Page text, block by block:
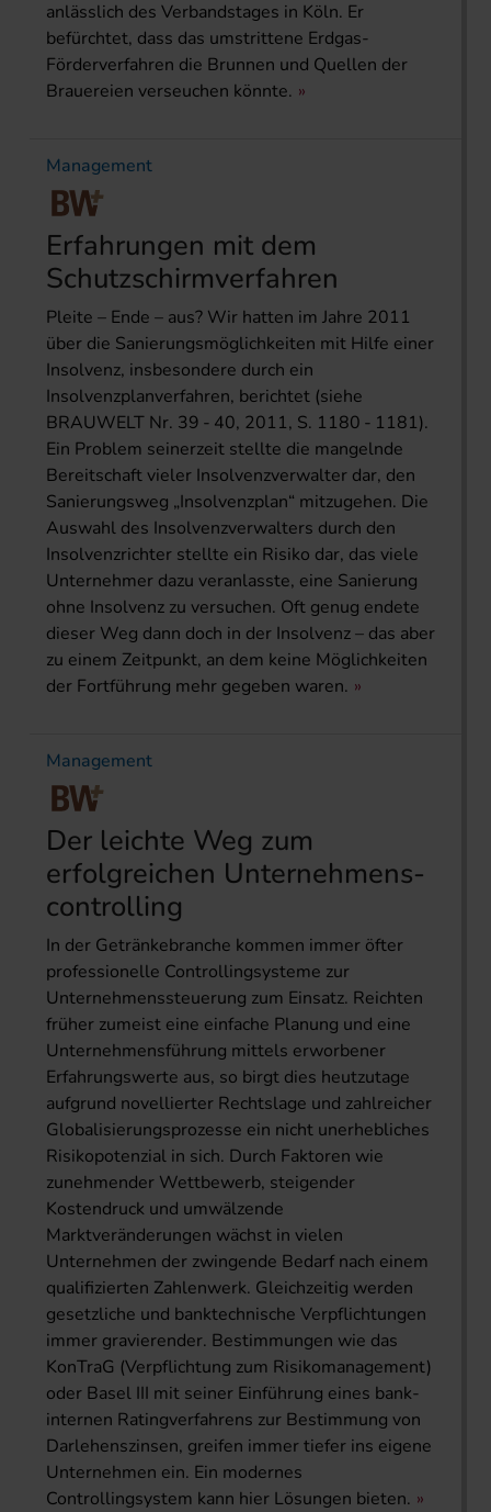
anlässlich des Verbandstages in Köln. Er
befürchtet, dass das umstrittene Erdgas-
Förderverfahren die Brunnen und Quellen der
Brauereien verseuchen könnte.
Management
Erfahrungen mit dem
Schutzschirmverfahren
Pleite – Ende – aus? Wir hatten im Jahre 2011
über die Sanierungsmöglichkeiten mit Hilfe einer
Insolvenz, insbesondere durch ein
Insolvenzplanverfahren, berichtet (siehe
BRAUWELT Nr. 39 - 40, 2011, S. 1180 - 1181).
Ein Problem seinerzeit stellte die mangelnde
Bereitschaft vieler Insolvenzverwalter dar, den
Sanierungsweg „Insolvenzplan“ mitzugehen. Die
Auswahl des Insolvenzverwalters durch den
Insolvenzrichter stellte ein Risiko dar, das viele
Unternehmer dazu veranlasste, eine Sanierung
ohne Insolvenz zu versuchen. Oft genug endete
dieser Weg dann doch in der Insolvenz – das aber
zu einem Zeitpunkt, an dem keine Möglichkeiten
der Fortführung mehr gegeben waren.
Management
Der leichte Weg zum
erfolgreichen Unternehmens­
controlling
In der Getränkebranche kommen immer öfter
professionelle Controllingsysteme zur
Unternehmens­steuerung zum Einsatz. Reichten
früher zumeist eine einfache Planung und eine
Unternehmensführung mittels erworbener
Erfahrungswerte aus, so birgt dies heutzutage
aufgrund novellierter Rechtslage und zahlreicher
Globalisierungsprozesse ein nicht unerhebliches
Risikopotenzial in sich. Durch Faktoren wie
zunehmender Wettbewerb, steigender
Kostendruck und umwälzende
Marktveränderungen wächst in vielen
Unternehmen der zwingende Bedarf nach einem
qualifizierten Zahlenwerk. Gleichzeitig werden
gesetzliche und banktechnische Verpflichtungen
immer gravierender. Bestimmungen wie das
KonTraG (Verpflichtung zum Risikomanagement)
oder Basel III mit seiner Einführung eines bank­
internen Ratingverfahrens zur Bestimmung von
Darlehenszinsen, greifen immer tiefer ins eigene
Unternehmen ein. Ein modernes
Controllingsystem kann hier Lösungen bieten.